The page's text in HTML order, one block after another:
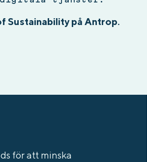
Sustainability på Antrop.
för att minska